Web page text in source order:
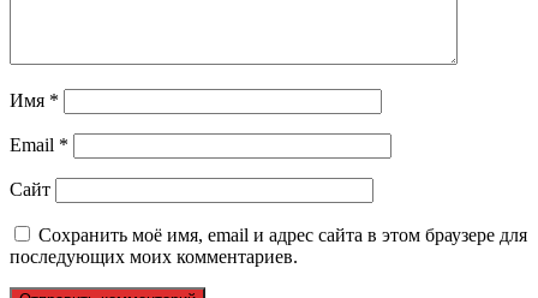
Имя *
Email *
Сайт
Сохранить моё имя, email и адрес сайта в этом браузере для
последующих моих комментариев.